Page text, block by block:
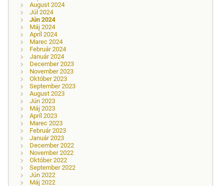
August 2024
Júl 2024
Jún 2024
Máj 2024
Apríl 2024
Marec 2024
Február 2024
Január 2024
December 2023
November 2023
Október 2023
September 2023
August 2023
Jún 2023
Máj 2023
Apríl 2023
Marec 2023
Február 2023
Január 2023
December 2022
November 2022
Október 2022
September 2022
Jún 2022
Máj 2022